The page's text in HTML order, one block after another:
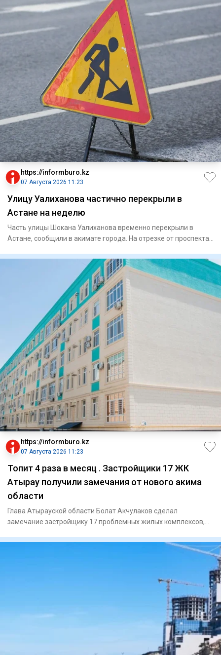
https://informburo.kz
07 Августа 2026 11:23
Улицу Уалиханова частично перекрыли в
Астане на неделю
Часть улицы Шокана Уалиханова временно перекрыли в
Астане, сообщили в акимате города. На отрезке от проспекта
https://informburo.kz
07 Августа 2026 11:23
Топит 4 раза в месяц . Застройщики 17 ЖК
Атырау получили замечания от нового акима
области
Глава Атырауской области Болат Акчулаков сделал
замечание застройщику 17 проблемных жилых комплексов,